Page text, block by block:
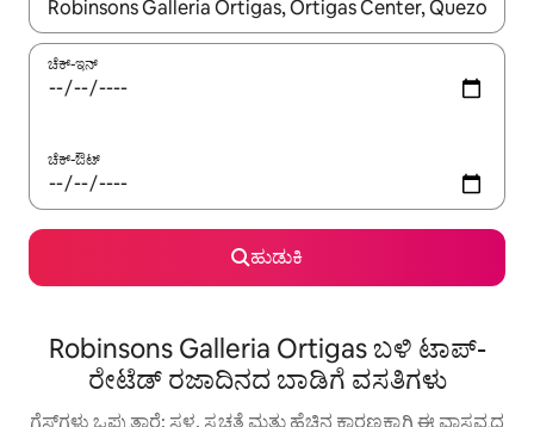
ಫಲಿತಾಂಶಗಳು ಲಭ್ಯವಿರುವಾಗ, ಅಪ್ ಮತ್ತು ಡೌನ್ ಬಾಣದ ಕೀಲಿಗಳೊಂದಿಗೆ
ಚೆಕ್-ಇನ್
ಚೆಕ್-ಔಟ್
ಹುಡುಕಿ
Robinsons Galleria Ortigas ಬಳಿ ಟಾಪ್-
ರೇಟೆಡ್ ರಜಾದಿನದ ಬಾಡಿಗೆ ವಸತಿಗಳು
ಗೆಸ್ಟ್‌ಗಳು ಒಪ್ಪುತ್ತಾರೆ: ಸ್ಥಳ, ಸ್ವಚ್ಛತೆ ಮತ್ತು ಹೆಚ್ಚಿನ ಕಾರಣಕ್ಕಾಗಿ ಈ ವಾಸ್ತವ್ಯದ